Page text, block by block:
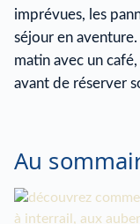
imprévues, les
séjour en
matin avec un
avant de réserver
Au